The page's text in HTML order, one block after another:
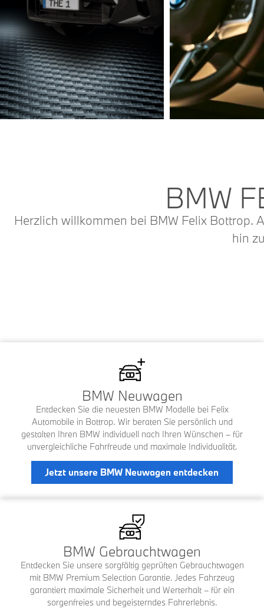
BMW
Herzlich willkommen bei BMW Felix Bottrop.
hin
BMW Neuwagen
Entdecken Sie die neuesten BMW Modelle bei Felix
Automobile in Bottrop. Wir beraten Sie persönlich und
gestalten Ihren BMW individuell nach Ihren Wünschen – für
unvergleichliche Fahrfreude und maximale Individualität.
Jetzt unsere BMW Neuwagen entdecken
BMW Gebrauchtwagen
Entdecken Sie unsere sorgfältig geprüften Gebrauchtwagen
mit BMW Premium Selection Garantie. Jedes Fahrzeug
garantiert maximale Sicherheit und Werterhalt – für ein
sorgenfreies und begeisterndes Fahrerlebnis.